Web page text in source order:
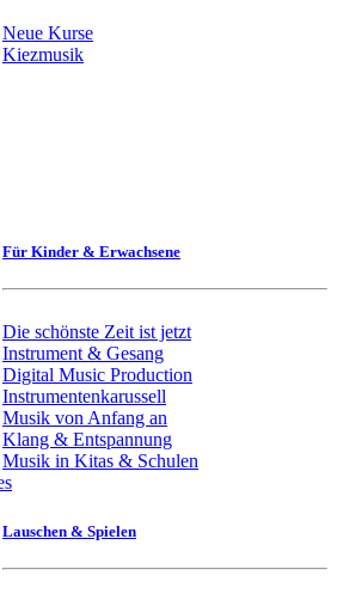
Neue Kurse
Kiezmusik
Für Kinder & Erwachsene
Die schönste Zeit ist jetzt
Instrument & Gesang
Digital Music Production
Instrumentenkarussell
Musik von Anfang an
Klang & Entspannung
Musik in Kitas & Schulen
Lauschen & Spielen